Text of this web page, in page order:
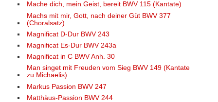
Mache dich, mein Geist, bereit BWV 115 (Kantate)
Machs mit mir, Gott, nach deiner Güt BWV 377
(Choralsatz)
Magnificat D-Dur BWV 243
Magnificat Es-Dur BWV 243a
Magnificat in C BWV Anh. 30
Man singet mit Freuden vom Sieg BWV 149 (Kantate
zu Michaelis)
Markus Passion BWV 247
Matthäus-Passion BWV 244